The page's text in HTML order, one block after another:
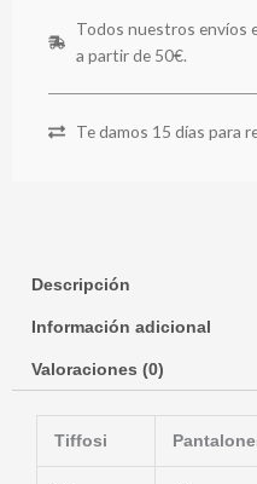
Todos nuestros envíos
a partir de 50€.
Te damos 15 días para
Descripción
Información adicional
Valoraciones (0)
Tiffosi